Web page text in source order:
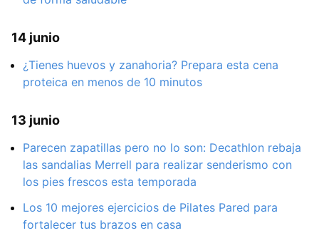
14 junio
¿Tienes huevos y zanahoria? Prepara esta cena
proteica en menos de 10 minutos
13 junio
Parecen zapatillas pero no lo son: Decathlon rebaja
las sandalias Merrell para realizar senderismo con
los pies frescos esta temporada
Los 10 mejores ejercicios de Pilates Pared para
fortalecer tus brazos en casa